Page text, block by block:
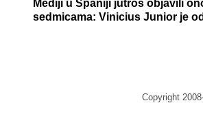
Mediji u Španiji jutros objavili
sedmicama: Vinicius Junior je
Copyright